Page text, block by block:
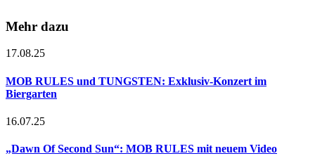
Mehr dazu
17.08.25
MOB RULES und TUNGSTEN: Exklusiv-Konzert im
Biergarten
16.07.25
„Dawn Of Second Sun“: MOB RULES mit neuem Video